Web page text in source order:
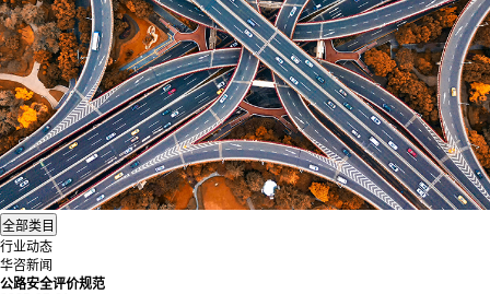
行业动态
华咨新闻
公路安全评价规范